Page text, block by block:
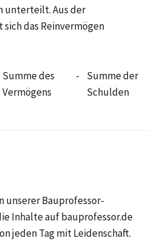
unterteilt. Aus der
das Reinvermögen
Summe des
Vermögens
-
Summe der
Schulden
unserer Bauprofessor-
Inhalte auf bauprofessor.de
jeden Tag mit Leidenschaft.